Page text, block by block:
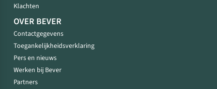
Klachten
OVER BEVER
Contactgegevens
Toegankelijkheidsverklaring
Pers en nieuws
Werken bij Bever
Partners